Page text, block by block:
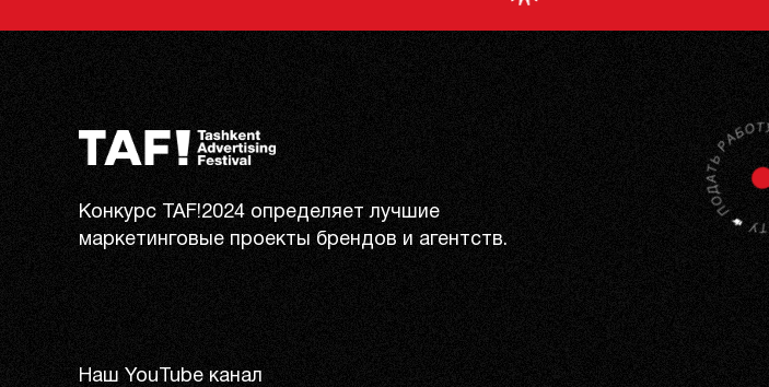
Конкурс TAF!2024 определяет лучшие
маркетинговые проекты брендов и агентств.
Наш YouTube канал